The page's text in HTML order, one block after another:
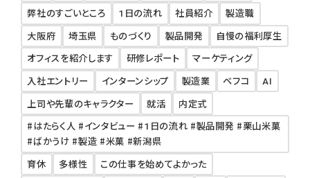
弊社のすごいところ
1日の流れ 社員紹介
製造職
大阪府
埼玉県 ものづくり 製品開発
自慢の福利厚生
オフィスを紹介します
研修レポート
マーケティング
入社エントリー
インターンシップ 製造業 ベフコ
AI
上司や先輩のキャラクター
就活
内定式
#はたらく人 #インタビュー #1日の流れ #製品開発 #栗山米菓
#ばかうけ #製造 #米菓 #新潟県
育休
多様性
この仕事を始めてよかった